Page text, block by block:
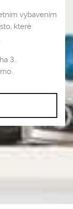
vybavením
které
3.